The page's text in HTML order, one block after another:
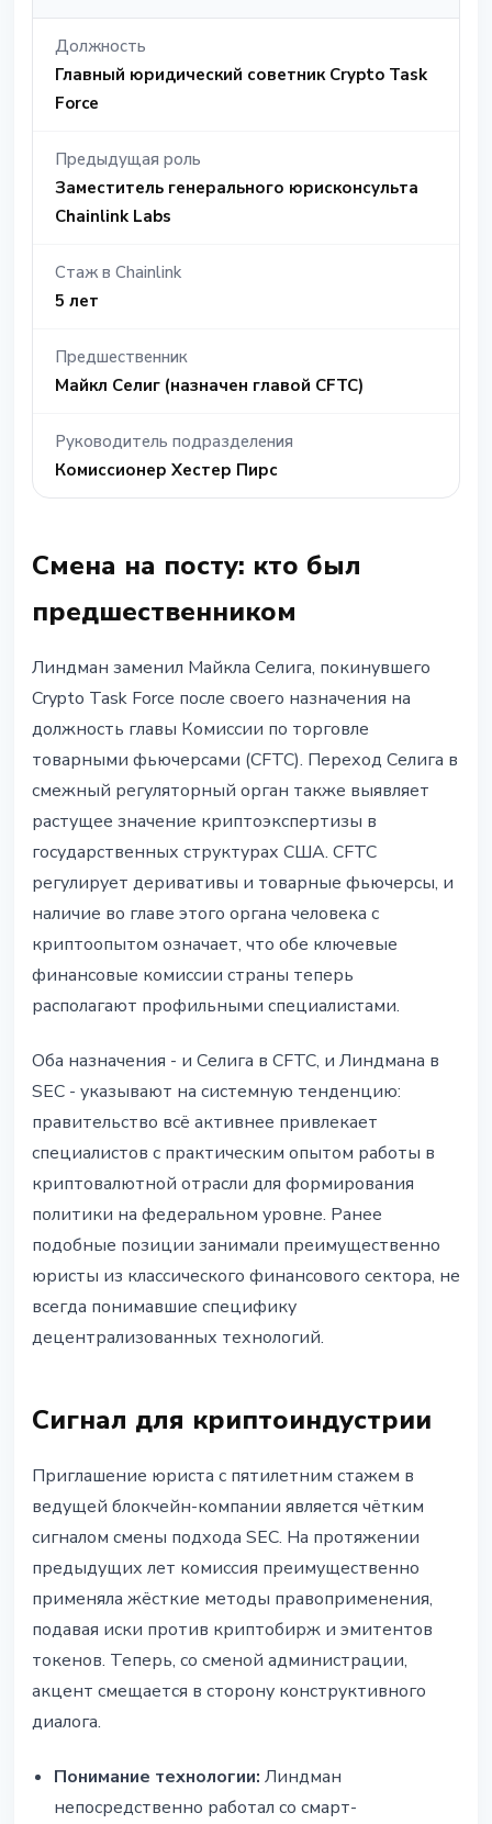
Должность
Главный юридический советник Crypto Task
Force
Предыдущая роль
Заместитель генерального юрисконсульта
Chainlink Labs
Стаж в Chainlink
5 лет
Предшественник
Майкл Селиг (назначен главой CFTC)
Руководитель подразделения
Комиссионер Хестер Пирс
Смена на посту: кто был
предшественником
Линдман заменил Майкла Селига, покинувшего
Crypto Task Force после своего назначения на
должность главы Комиссии по торговле
товарными фьючерсами (CFTC). Переход Селига в
смежный регуляторный орган также выявляет
растущее значение криптоэкспертизы в
государственных структурах США. CFTC
регулирует деривативы и товарные фьючерсы, и
наличие во главе этого органа человека с
криптоопытом означает, что обе ключевые
финансовые комиссии страны теперь
располагают профильными специалистами.
Оба назначения - и Селига в CFTC, и Линдмана в
SEC - указывают на системную тенденцию:
правительство всё активнее привлекает
специалистов с практическим опытом работы в
криптовалютной отрасли для формирования
политики на федеральном уровне. Ранее
подобные позиции занимали преимущественно
юристы из классического финансового сектора, не
всегда понимавшие специфику
децентрализованных технологий.
Сигнал для криптоиндустрии
Приглашение юриста с пятилетним стажем в
ведущей блокчейн-компании является чётким
сигналом смены подхода SEC. На протяжении
предыдущих лет комиссия преимущественно
применяла жёсткие методы правоприменения,
подавая иски против криптобирж и эмитентов
токенов. Теперь, со сменой администрации,
акцент смещается в сторону конструктивного
диалога.
Понимание технологии: Линдман
непосредственно работал со смарт-